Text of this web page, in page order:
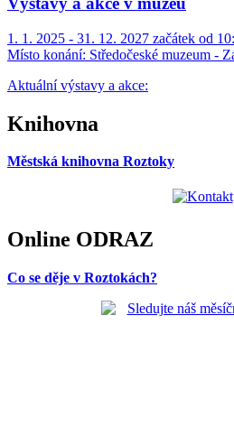
1. 1. 2025 - 31. 12. 2027 začátek od
Místo konání: Středočeské muzeum -
Aktuální výstavy a akce:
Knihovna
Městská knihovna Roztoky
Online ODRAZ
Co se děje v Roztokách?